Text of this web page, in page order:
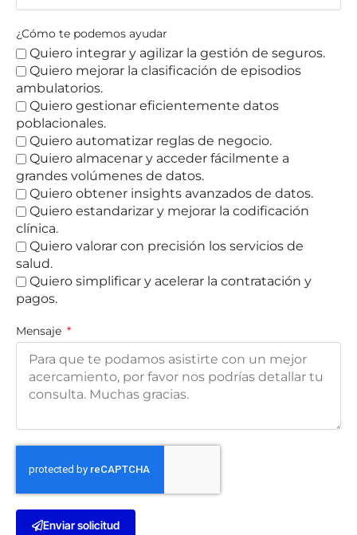
¿Cómo te podemos ayudar
Quiero integrar y agilizar la gestión de seguros.
Quiero mejorar la clasificación de episodios
ambulatorios.
Quiero gestionar eficientemente datos
poblacionales.
Quiero automatizar reglas de negocio.
Quiero almacenar y acceder fácilmente a
grandes volúmenes de datos.
Quiero obtener insights avanzados de datos.
Quiero estandarizar y mejorar la codificación
clínica.
Quiero valorar con precisión los servicios de
salud.
Quiero simplificar y acelerar la contratación y
pagos.
Mensaje
Enviar solicitud